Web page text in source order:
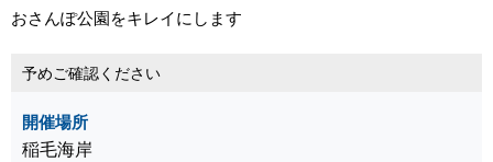
おさんぽ公園をキレイにします
予めご確認ください
開催場所
稲毛海岸